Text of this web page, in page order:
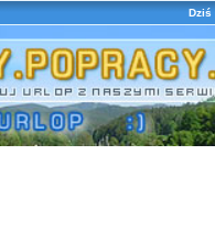
Dziś